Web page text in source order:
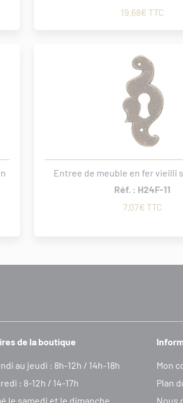
19.68€ TTC
Entree de meuble en fer vieilli
Réf. : H24F-11
7.07€ TTC
de la boutique
au jeudi : 8h-12h / 14h-18h
: 8-12h / 14-17h
le samedi et le dimanche
Mon
Plan
Nous